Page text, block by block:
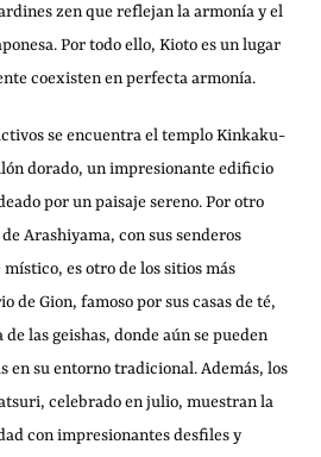
zen que reflejan la armonía y el
Por todo ello, Kioto es un lugar
coexisten en perfecta armonía.
se encuentra el templo Kinkaku-
dorado, un impresionante edificio
por un paisaje sereno. Por otro
Arashiyama, con sus senderos
es otro de los sitios más
de Gion, famoso por sus casas de té,
las geishas, donde aún se pueden
en su entorno tradicional. Además, los
celebrado en julio, muestran la
con impresionantes desfiles y